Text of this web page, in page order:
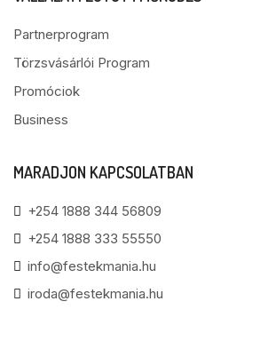
Partnerprogram
Törzsvásárlói Program
Promóciok
Business
MARADJON KAPCSOLATBAN
+254 1888 344 56809
+254 1888 333 55550
info@festekmania.hu
iroda@festekmania.hu